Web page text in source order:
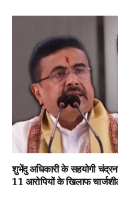
शुभेंदु अधिकारी के सहयोगी
11 आरोपियों के खिलाफ